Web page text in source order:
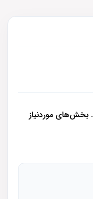
بخش‌های موردنیاز